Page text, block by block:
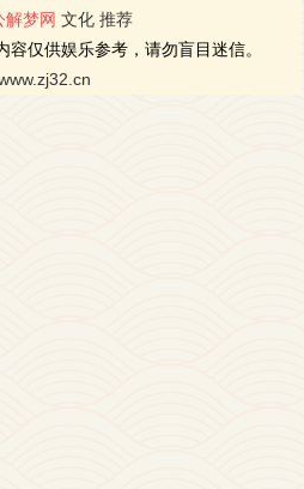
解梦网 文化 推荐
容仅供娱乐参考，请勿盲目迷信。